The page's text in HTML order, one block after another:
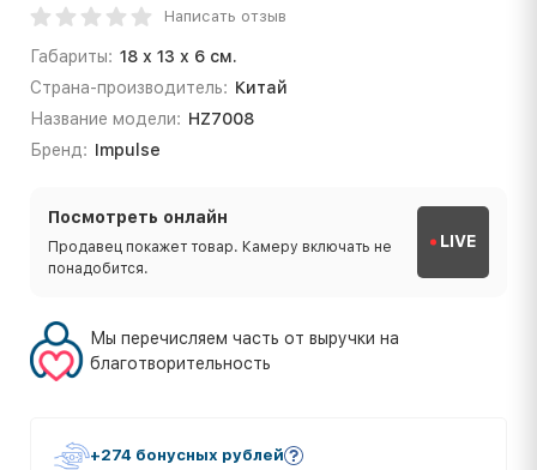
Написать отзыв
Габариты: 18 х 13 х 6 см.
Страна-производитель: Китай
Название модели: HZ7008
Бренд: Impulse
Посмотреть онлайн
Продавец покажет товар. Камеру включать не
понадобится.
LIVE
Мы перечисляем часть от выручки на
благотворительность
+274 бонусных рублей